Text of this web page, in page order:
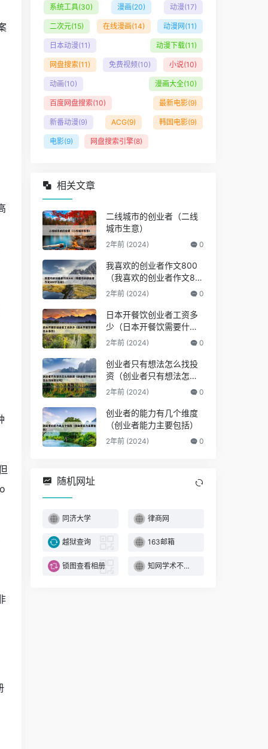
系统工具(30) 漫画(20) 动漫(17)
二次元(15) 在线漫画(14) 动漫网 (11)
日本动漫(11) 动漫下载(11)
网盘搜索(11) 免费视频(10) 小说(10)
动画(10) 漫画大全(10)
百度网盘搜索(10) 最新电影(9)
新番动漫(9) ACG(9) 韩国电影(9)
电影(9) 网盘搜索引擎(8)
相关文章
二线城市的创业者（二线
城市生意）
2年前 (2024) 0
我喜欢的创业者作文800
（我喜欢的创业者作文80
0字左右）
2年前 (2024) 0
日本开餐饮创业者工资多
少（日本开餐饮需要什么
条件）
2年前 (2024) 0
创业者只有想法怎么找投
资（创业者只有想法怎么
找投资公司）
2年前 (2024) 0
创业者的能力有几个维度
（创业者能力主要包括）
2年前 (2024) 0
随机网址
同济大学 律商网
越狱查询 163邮箱
锁图查看相册 知网学术不端文献检测系统